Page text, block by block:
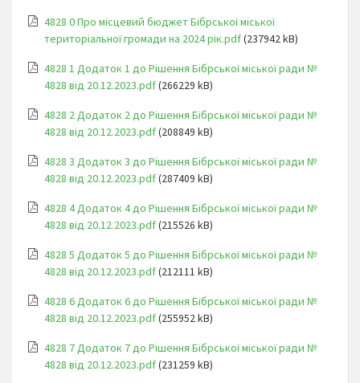
4828 0 Про місцевий бюджет Бібрської міської
територіальної громади на 2024 рік.pdf(237942 kB)
4828 1 Додаток 1 до Рішення Бібрської міської ради №
4828 від 20.12.2023.pdf(266229 kB)
4828 2 Додаток 2 до Рішення Бібрської міської ради №
4828 від 20.12.2023.pdf(208849 kB)
4828 3 Додаток 3 до Рішення Бібрської міської ради №
4828 від 20.12.2023.pdf(287409 kB)
4828 4 Додаток 4 до Рішення Бібрської міської ради №
4828 від 20.12.2023.pdf(215526 kB)
4828 5 Додаток 5 до Рішення Бібрської міської ради №
4828 від 20.12.2023.pdf(212111 kB)
4828 6 Додаток 6 до Рішення Бібрської міської ради №
4828 від 20.12.2023.pdf(255952 kB)
4828 7 Додаток 7 до Рішення Бібрської міської ради №
4828 від 20.12.2023.pdf(231259 kB)